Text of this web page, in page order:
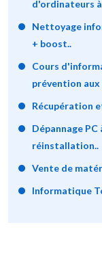
d'ordinateurs
Nettoyage
+ boost..
Cours
prévention
Récupération
Dépannage
réinstallation..
Vente de
Informatique